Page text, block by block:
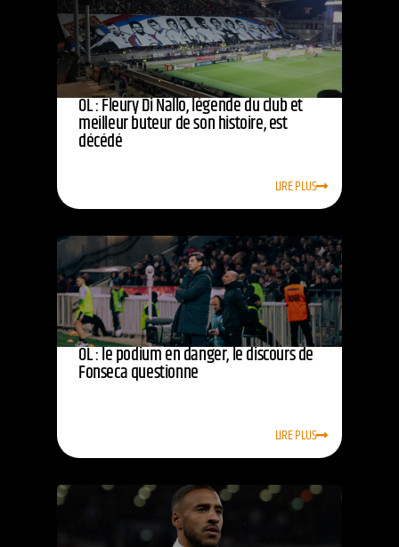
OL : Fleury Di Nallo, légende du club et
meilleur buteur de son histoire, est
décédé
LIRE PLUS
OL : le podium en danger, le discours de
Fonseca questionne
LIRE PLUS